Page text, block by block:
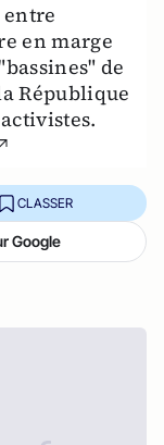
en marge
de
République
CLASSER
Google